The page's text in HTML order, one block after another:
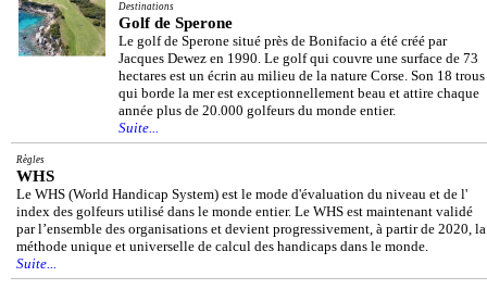
Destinations
Golf de Sperone
Le golf de Sperone situé près de Bonifacio a été créé par
Jacques Dewez en 1990. Le golf qui couvre une surface de 73
hectares est un écrin au milieu de la nature Corse. Son 18 trous
qui borde la mer est exceptionnellement beau et attire chaque
année plus de 20.000 golfeurs du monde entier.
Suite...
Règles
WHS
Le WHS (World Handicap System) est le mode d'évaluation du niveau et de l'
index des golfeurs utilisé dans le monde entier. Le WHS est maintenant validé
par l’ensemble des organisations et devient progressivement, à partir de 2020, la
méthode unique et universelle de calcul des handicaps dans le monde.
Suite...